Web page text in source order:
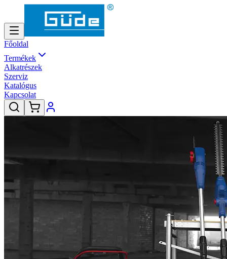
Főoldal
Termékek
Alkatrészek
Szerviz
Katalógus
Kapcsolat